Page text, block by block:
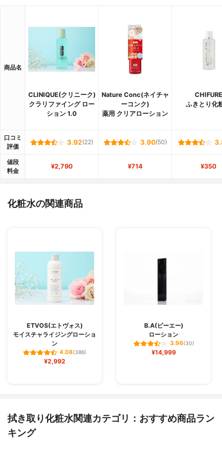
商品名
CLINIQUE(クリニーク)
クラリファイング ロー
ション 1.0
Nature Conc(ネイチャ
ーコンク)
薬用 クリアローション
CHIFURE
ふきとり化
口コミ
評価
3.92(22) 3.90(50)
値段
料金
¥2,790 ¥714 ¥350
化粧水の関連商品
ETVOS(エトヴォス)
モイスチャライジングローショ
ン
4.08(386)
¥2,992
B.A(ビーエー)
ローション
3.96(30)
¥14,999
拭き取り化粧水関連カテゴリ：おすすめ商品ラン
キング